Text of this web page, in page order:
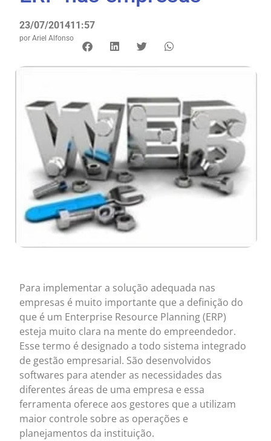
23/07/201411:57
por Ariel Alfonso
Para implementar a solução adequada nas
empresas é muito importante que a definição do
que é um Enterprise Resource Planning (ERP)
esteja muito clara na mente do empreendedor.
Esse termo é designado a todo sistema integrado
de gestão empresarial. São desenvolvidos
softwares para atender as necessidades das
diferentes áreas de uma empresa e essa
ferramenta oferece aos gestores que a utilizam
maior controle sobre as operações e
planejamentos da instituição.